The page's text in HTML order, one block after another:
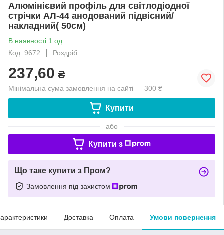
Алюмінієвий профіль для світлодіодної
стрічки АЛ-44 анодований підвісний/
накладний( 50см)
В наявності 1 од.
Код: 9672
Роздріб
237,60 ₴
Мінімальна сума замовлення на сайті — 300 ₴
Купити
або
Купити з
Що таке купити з Пром?
Замовлення під захистом
Доставка Оплата Умови повернення